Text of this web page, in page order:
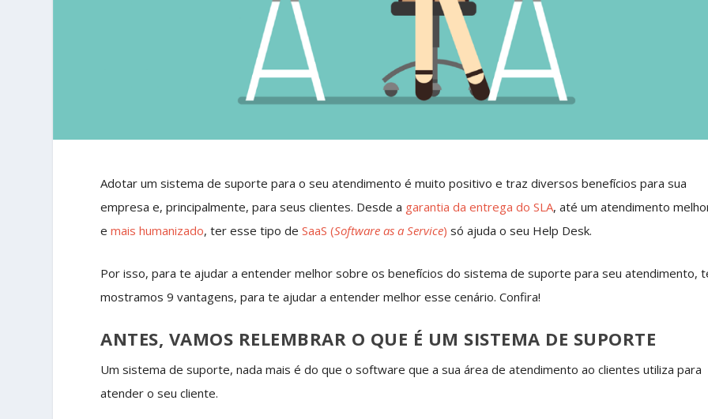
Adotar um sistema de suporte para o seu atendimento é muito positivo e traz diversos benefícios para sua
empresa e, principalmente, para seus clientes. Desde a garantia da entrega do SLA, até um atendimento
emais humanizado, ter esse tipo deSaaS (Software as a Service) só ajuda o seu Help Desk.
Por isso, para te ajudar a entender melhor sobre os benefícios do sistema de suporte para seu atendimento,
mostramos 9 vantagens, para te ajudar a entender melhor esse cenário. Confira!
ANTES, VAMOS RELEMBRAR O QUE É UM SISTEMA DE SUPORTE
Um sistema de suporte, nada mais é do que o software que a sua área de atendimento ao clientes utiliza para
atender o seu cliente.